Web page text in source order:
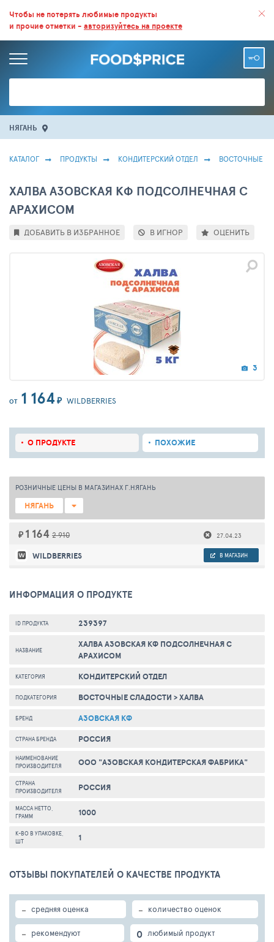
ВСЕ СКИДКИ И ВЫГОДНЫЕ ЦЕНЫ НА ПРОДУКТЫ В МАГАЗИНАХ.
БОЛЬШЕ 100 000 ТОВАРОВ. ЕЖЕДНЕВНОЕ ОБНОВЛЕНИЕ ЦЕН.
Чтобы не потерять любимые продукты
и прочие отметки - авторизуйтесь на проекте
НЯГАНЬ
КАТАЛОГ ПРОДУКТЫ КОНДИТЕРСКИЙ ОТДЕЛ ВОСТОЧНЫЕ
ХАЛВА АЗОВСКАЯ КФ ПОДСОЛНЕЧНАЯ С
АРАХИСОМ
3
ОТ 1 164 ₽ WILDBERRIES
ДОБАВИТЬ В ИЗБРАННОЕ В ИГНОР ОЦЕНИТЬ
О ПРОДУКТЕ ПОХОЖИЕ
РОЗНИЧНЫЕ ЦЕНЫ В МАГАЗИНАХ Г.НЯГАНЬ
НЯГАНЬ
₽ 1 164 2 910 27.04.23
WILDBERRIES В МАГАЗИН
ИНФОРМАЦИЯ О ПРОДУКТЕ
ID ПРОДУКТА 239397
НАЗВАНИЕ
ХАЛВА АЗОВСКАЯ КФ ПОДСОЛНЕЧНАЯ С
АРАХИСОМ
КАТЕГОРИЯ КОНДИТЕРСКИЙ ОТДЕЛ
ПОДКАТЕГОРИЯ ВОСТОЧНЫЕ СЛАДОСТИ >ХАЛВА
БРЕНД АЗОВСКАЯ КФ
СТРАНА БРЕНДА РОССИЯ
НАИМЕНОВАНИЕ
ПРОИЗВОДИТЕЛЯ
ООО "АЗОВСКАЯ КОНДИТЕРСКАЯ ФАБРИКА"
СТРАНА
ПРОИЗВОДИТЕЛЯ
РОССИЯ
МАССА НЕТТО,
ГРАММ
1000
К-ВО В УПАКОВКЕ,
ШТ
1
ОТЗЫВЫ ПОКУПАТЕЛЕЙ О КАЧЕСТВЕ ПРОДУКТА
- средняя оценка - количество оценок
- рекомендуют 0 любимый продукт